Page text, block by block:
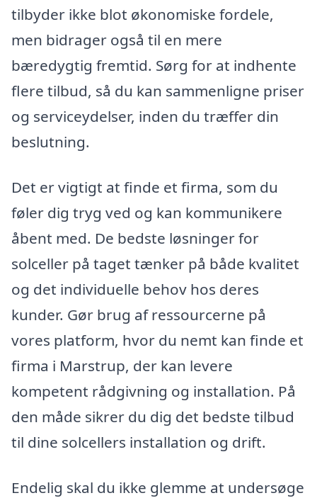
tilbyder ikke blot økonomiske fordele,
men bidrager også til en mere
bæredygtig fremtid. Sørg for at indhente
flere tilbud, så du kan sammenligne priser
og serviceydelser, inden du træffer din
beslutning.
Det er vigtigt at finde et firma, som du
føler dig tryg ved og kan kommunikere
åbent med. De bedste løsninger for
solceller på taget tænker på både kvalitet
og det individuelle behov hos deres
kunder. Gør brug af ressourcerne på
vores platform, hvor du nemt kan finde et
firma i Marstrup, der kan levere
kompetent rådgivning og installation. På
den måde sikrer du dig det bedste tilbud
til dine solcellers installation og drift.
Endelig skal du ikke glemme at undersøge